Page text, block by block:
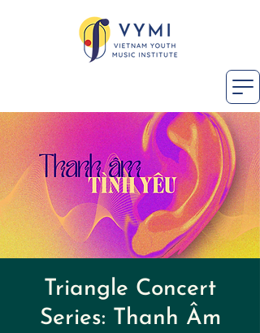
Triangle Concert
Series: Thanh Âm